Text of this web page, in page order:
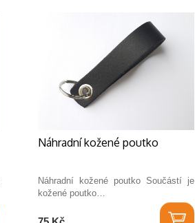
Náhradní kožené poutko
Náhradní kožené poutko Součástí je
kožené poutko…